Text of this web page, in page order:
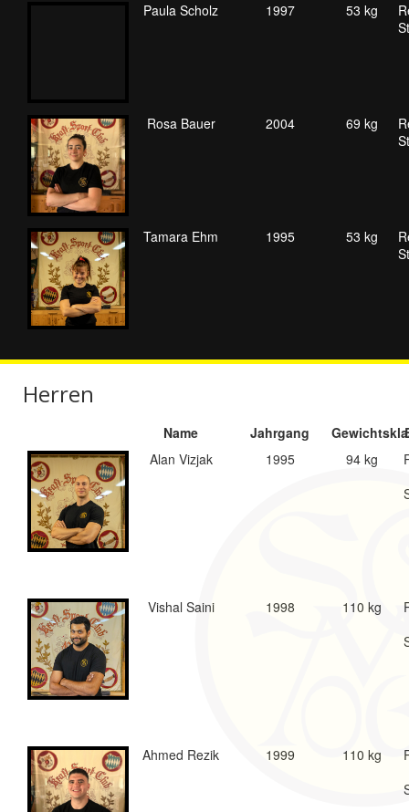
Paula Scholz 1997 53 kg
Rosa Bauer 2004 69 kg
Tamara Ehm 1995 53 kg
Herren
Name Jahrgang
Alan Vizjak
1995 94 kg
Vishal Saini 1998 110 kg
Ahmed Rezik 1999 110 kg